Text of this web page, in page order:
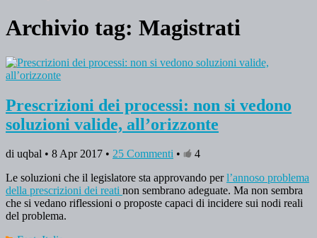
Archivio tag: Magistrati
Prescrizioni dei processi: non si vedono
soluzioni valide, all’orizzonte
di uqbal • 8 Apr 2017 • 25 Commenti •
4
Le soluzioni che il legislatore sta approvando perl’annoso problema
della prescrizioni dei reati non sembrano adeguate. Ma non sembra
che si vedano riflessioni o proposte capaci di incidere sui nodi reali
del problema.